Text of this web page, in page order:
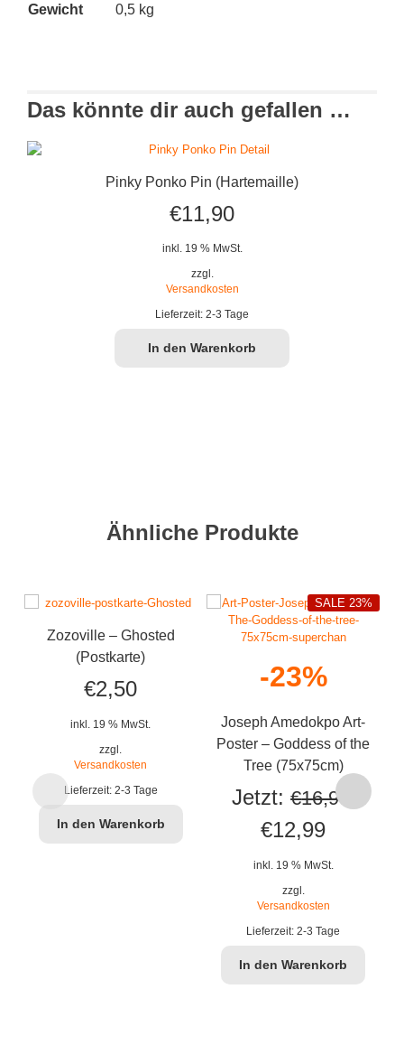
Gewicht 0,5 kg
Das könnte dir auch gefallen …
Pinky Ponko Pin (Hartemaille)
€11,90
inkl. 19 % MwSt.
zzgl.
Versandkosten
Lieferzeit: 2-3 Tage
In den Warenkorb
Ähnliche Produkte
Zozoville – Ghosted
(Postkarte)
€2,50
inkl. 19 % MwSt.
zzgl.
Versandkosten
Lieferzeit: 2-3 Tage
In den Warenkorb
-23%
Joseph Amedokpo Art-
Poster – Goddess of the
Tree (75x75cm)
SALE 23%
Jetzt: €16,90
Ursprünglicher
Preis
war:
€16,90
€12,99
Preis
€12,99.
inkl. 19 % MwSt.
zzgl.
Versandkosten
Lieferzeit:2-3 Tage
In den Warenkorb